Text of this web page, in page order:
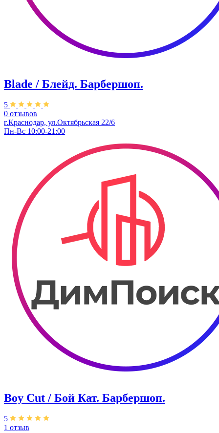
Blade / Блейд. Барбершоп.
5
0 отзывов
г.Краснодар, ул.Октябрьская 22/6
Пн-Вс 10:00-21:00
Boy Cut / Бой Кат. Барбершоп.
5
1 отзыв